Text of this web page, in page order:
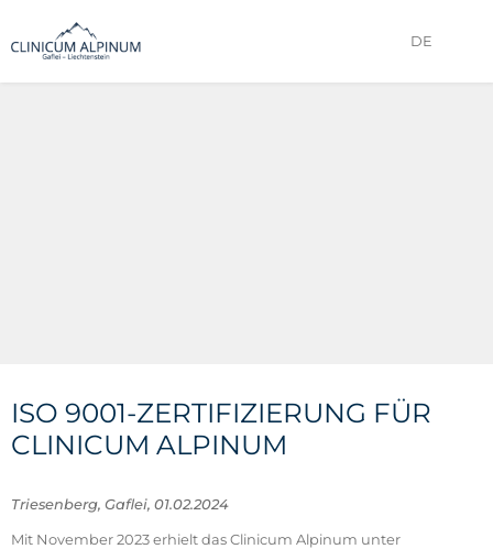
DE
ISO 9001-ZERTIFIZIERUNG FÜR
CLINICUM ALPINUM
Triesenberg, Gaflei, 01.02.2024
Mit November 2023 erhielt das Clinicum Alpinum unter